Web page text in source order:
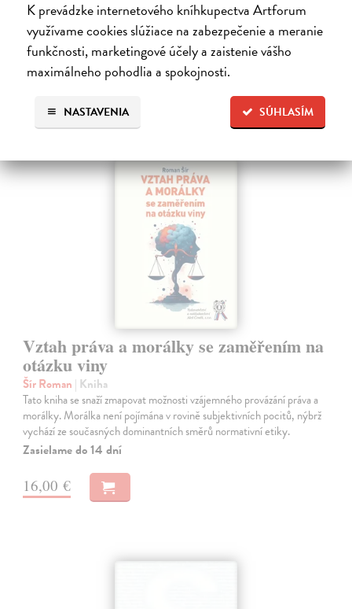
K prevádzke internetového kníhkupectva Artforum
využívame cookies slúžiace na zabezpečenie a meranie
funkčnosti, marketingové účely a zaistenie vášho
maximálneho pohodlia a spokojnosti.
SÚHLASÍM
NASTAVENIA
18,20 € ?
Ďalšie z kategórie právo
Vztah práva a morálky se zaměřením na
otázku viny
Šír Roman | Kniha
Tato kniha se snaží zmapovat možnosti vzájemného provázání práva a
morálky. Morálka není pojímána v rovině subjektivních pocitů, nýbrž
vychází ze současných dominantních směrů normativní etiky.
Zasielame do 14 dní
16,00 €